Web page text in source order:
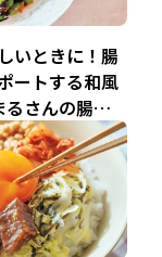
いときに！腸
ートする和風
さんの腸活